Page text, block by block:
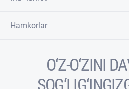
Hamkorlar
O‘Z-O‘ZINI